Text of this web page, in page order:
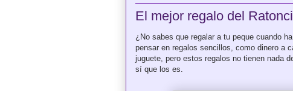
El mejor regalo del
¿No sabes que regalar a tu peque cuando
pensar en regalos sencillos, como dinero a
juguete, pero estos regalos no tienen nada
sí que los es.